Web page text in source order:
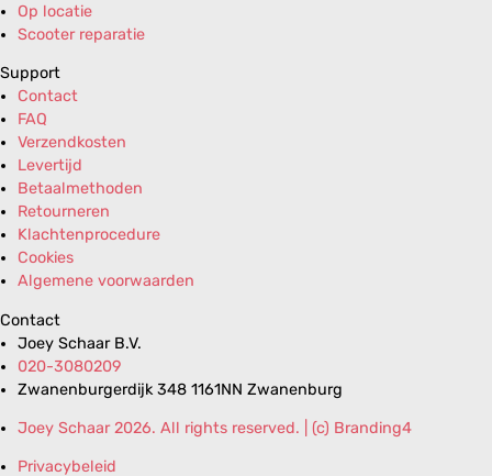
Op locatie
Scooter reparatie
Support
Contact
FAQ
Verzendkosten
Levertijd
Betaalmethoden
Retourneren
Klachtenprocedure
Cookies
Algemene voorwaarden
Contact
Joey Schaar B.V.
020-3080209
Zwanenburgerdijk 348 1161NN Zwanenburg
Joey Schaar 2026. All rights reserved. | (c) Branding4
Privacybeleid